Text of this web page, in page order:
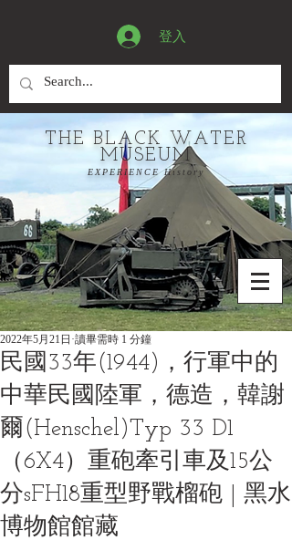
登入
THE BLACK WATER
MUSEUM
EXPERIENCE History
民國33年(1944)，行軍中的
中華民國陸軍，德造，韓謝
爾(Henschel)Typ 33 D1
（6X4）重砲牽引車及15公
分sFH18重型野戰榴砲 | 黑水
博物館館藏
2022年5月21日 讀畢需時 1 分鐘